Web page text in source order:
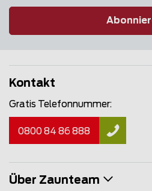
Kontakt
Gratis Telefonnummer:
0800 84 86 888
Über Zaunteam